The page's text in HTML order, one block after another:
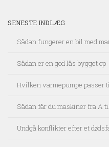
SENESTE INDLÆG
Sådan fungerer en bil med
Sådan er en god lås bygget op
Hvilken varmepumpe passer
Sådan får du maskiner fra A
Undgå konflikter efter et